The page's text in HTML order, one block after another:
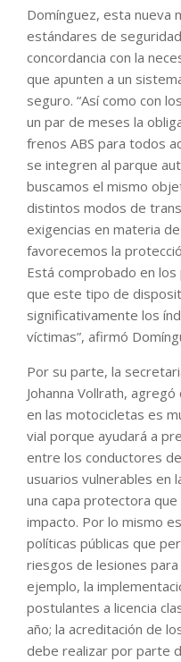
Domínguez, esta nueva
estándares de
concordancia con la
que apunten a un
seguro. “Así como con
un par de meses la
frenos ABS para todos
se integren al parque
buscamos el mismo
distintos modos de
exigencias en materia
favorecemos la
Está comprobado en
que este tipo de
significativamente los
víctimas”, afirmó
Por su parte, la
Johanna Vollrath,
en las motocicletas es
vial porque ayudará a
entre los conductores
usuarios vulnerables en
una capa protectora
impacto. Por lo mismo
políticas públicas que
riesgos de lesiones
ejemplo, la
postulantes a licencia
año; la acreditación de
debe realizar por parte